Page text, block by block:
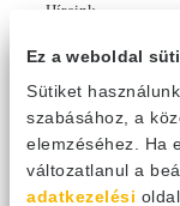
Ez a weboldal
Sütiket
szabásához, a
elemzéséhez. Ha
változatlanul a
adatkezelési
Híreink
Kényelem
2026. július 31.
Épphogy
brutális
2026. július